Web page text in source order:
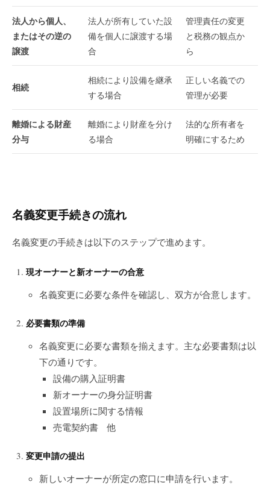
法人から個人、
またはその逆の
譲渡
法人が所有していた設
備を個人に譲渡する場
合
管理責任の変更
と税務の観点か
ら
相続
相続により設備を継承
する場合
正しい名義での
管理が必要
離婚による財産
分与
離婚により財産を分け
る場合
法的な所有者を
明確にするため
名義変更手続きの流れ
名義変更の手続きは以下のステップで進めます。
現オーナーと新オーナーの合意
名義変更に必要な条件を確認し、双方が合意します。
必要書類の準備
名義変更に必要な書類を揃えます。主な必要書類は以
下の通りです。
設備の購入証明書
新オーナーの身分証明書
設置場所に関する情報
売電契約書 他
変更申請の提出
新しいオーナーが所定の窓口に申請を行います。